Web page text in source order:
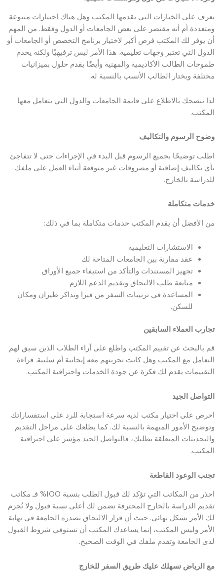
تعرف على الخيارات التي يقدمها المكتب وهل هناك اختيارات متنوعة
ومتعددة أم أنه مقتصر على بعض الجامعات أو الدول وفقط. من المهم
أن يوفر لك المكتب فرص أكبر لاختيار برنامج التخصص أو الجامعات أو
الدول التي تعتبر وجهات تعليمية. هذا الأمر ليس ترفيهيًا ولكنه يخدم
طموحات الطالب الأكاديمية والمهنية وأيضًا يقدم حلول بميزانيات
مختلفة ويختار الطالب الأنسب بالنسبة له.
لذا ننصحك بالاطلاع على قائمة الجامعات والدول التي يتعامل معها
المكتب.
وضوح الرسوم والتكاليف
اطلب توضيحًا بجميع الرسوم قبل البدء في الإجراءات حتى لا تتفاجئ
بأي تكاليف إضافية أو مصروفات غير متوقعة أثناء العمل على ملفك
للدراسة بالخارج.
خدمات متكاملة
من الأفضل أن يقدم المكتب خدمات متكاملة بما في ذلك:
الاستشارات التعليمية
عقد مقارنة بين الجامعات المتاحة لك
تجهيز المستندات والتأكد من استيفاء جميع الأوراق
متابعة طلب الالتحاق وتقديم الدعم اللازم
المساعدة في ترتيبات السفر من فيزا وتذاكر طيران ومكان
للسكن.
تجارب العملاء السابقين
قم بالبحث عن تقييم المكتب واطلع على آراء الطلاب الذين سبق لهم
التعامل مع المكتب وهل كانت تجربتهم معه إيجابية أم سلبية. قراءة
التقييمات يقدم لك فكرة عن جودة الخدمات واحترافية المكتب.
التواصل الجيد
احرص على اختيار مكتب لديه سرعة استجابة للرد على استفساراتك
وتوضيح الأمور المبهمة بالنسبة لك. كما يطلعك على مراحل التقديم
والتحديثات المتعلقة بطلبك، فالتواصل الجيد مؤشر على احترافية
المكتب.
تجنب الوعود القاطعة
احذر من المكاتب التي تؤكد لك قبول الطلب بنسبة 100% فـ مكاتب
تقديم الدراسة بالخارج المحترفة تضمن لك أعلى نسبة قبول ولا تُجزم
لك الأمر بشكل نهائي. حيث أن قرار الالتحاق تصدره الجامعة في نهاية
الأمر وليس المكتب، إنما يساعدك المكتب أن تستوفي شروط القبول
لدى الجامعة وتقدم ملفك في الوقت الصحيح.
مع الرياض نسهلك عليك طريق السفر للخارج